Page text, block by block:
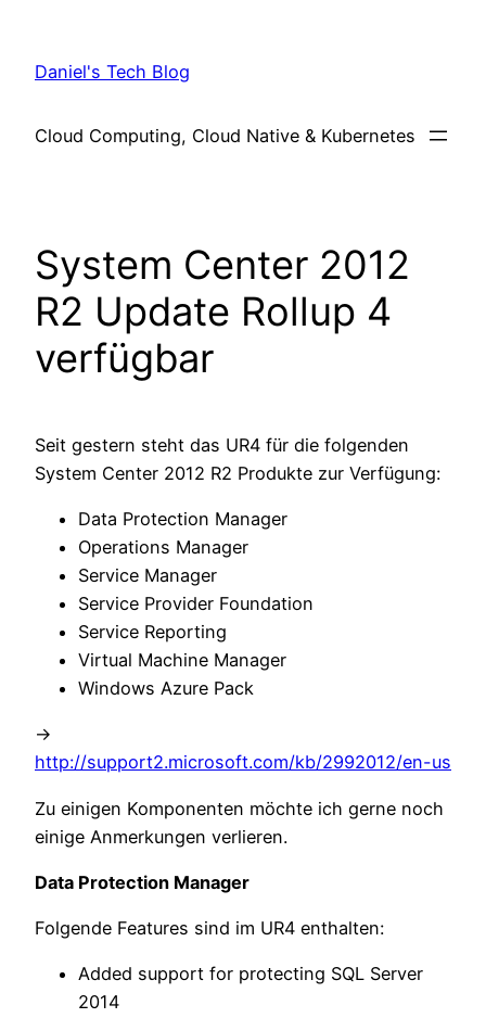
content
Daniel's Tech Blog
Cloud Computing, Cloud Native & Kubernetes
System Center 2012
R2 Update Rollup 4
verfügbar
Seit gestern steht das UR4 für die folgenden
System Center 2012 R2 Produkte zur Verfügung:
Data Protection Manager
Operations Manager
Service Manager
Service Provider Foundation
Service Reporting
Virtual Machine Manager
Windows Azure Pack
->
http://support2.microsoft.com/kb/2992012/en-us
Zu einigen Komponenten möchte ich gerne noch
einige Anmerkungen verlieren.
Data Protection Manager
Folgende Features sind im UR4 enthalten:
Added support for protecting SQL Server
2014